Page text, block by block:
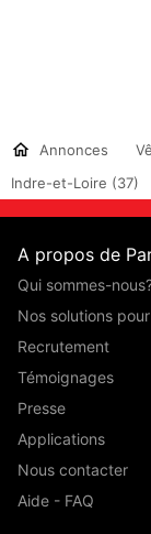
Annonces
Indre-et-Loire (37)
A propos de
Qui sommes-
Nos solutions
Recrutement
Témoignages
Presse
Applications
Nous contacter
Aide - FAQ